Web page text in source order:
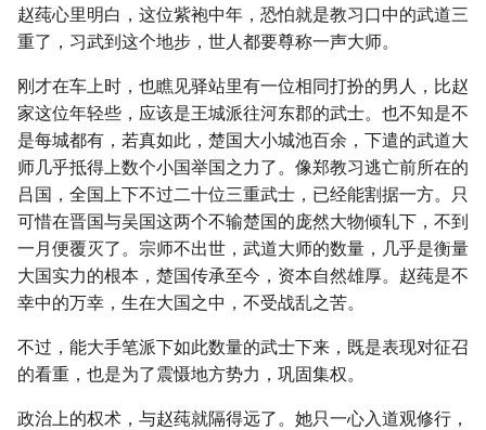
赵莼心里明白，这位紫袍中年，恐怕就是教习口中的武道三
重了，习武到这个地步，世人都要尊称一声大师。
刚才在车上时，也瞧见驿站里有一位相同打扮的男人，比赵
家这位年轻些，应该是王城派往河东郡的武士。也不知是不
是每城都有，若真如此，楚国大小城池百余，下遣的武道大
师几乎抵得上数个小国举国之力了。像郑教习逃亡前所在的
吕国，全国上下不过二十位三重武士，已经能割据一方。只
可惜在晋国与吴国这两个不输楚国的庞然大物倾轧下，不到
一月便覆灭了。宗师不出世，武道大师的数量，几乎是衡量
大国实力的根本，楚国传承至今，资本自然雄厚。赵莼是不
幸中的万幸，生在大国之中，不受战乱之苦。
不过，能大手笔派下如此数量的武士下来，既是表现对征召
的看重，也是为了震慑地方势力，巩固集权。
政治上的权术，与赵莼就隔得远了。她只一心入道观修行，